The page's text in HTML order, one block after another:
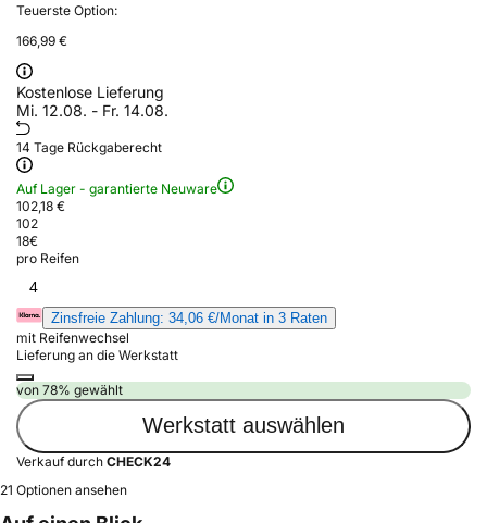
Teuerste Option:
166,99 €
Kostenlose Lieferung
Mi. 12.08. - Fr. 14.08.
14 Tage Rückgaberecht
Auf Lager - garantierte Neuware
102,18 €
102
18€
pro Reifen
4
Zinsfreie Zahlung: 34,06 €/Monat in 3 Raten
mit Reifenwechsel
Lieferung an die Werkstatt
von 78% gewählt
Werkstatt auswählen
Verkauf durch CHECK24
21 Optionen ansehen